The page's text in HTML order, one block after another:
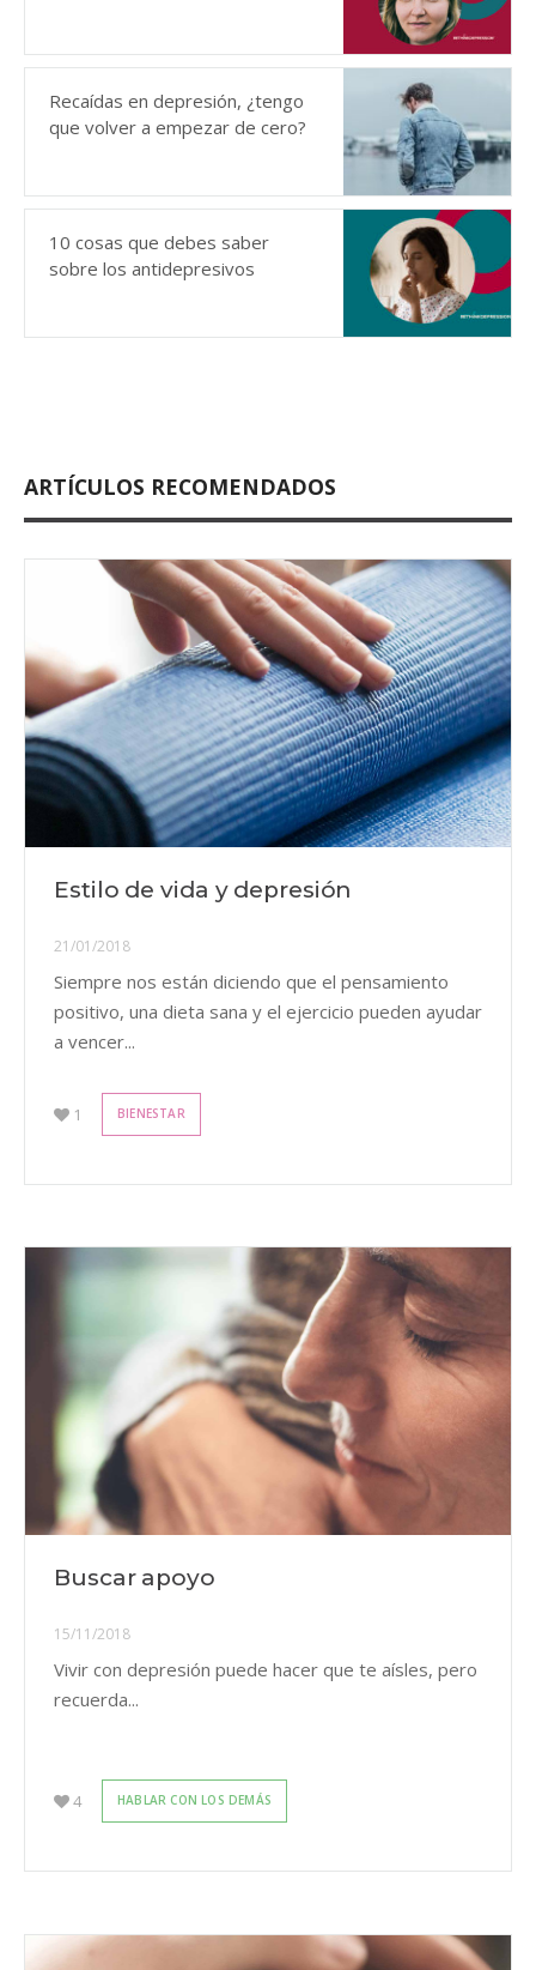
Recaídas en depresión, ¿tengo
que volver a empezar de cero?
10 cosas que debes saber
sobre los antidepresivos
ARTÍCULOS RECOMENDADOS
Estilo de vida y depresión
21/01/2018
Siempre nos están diciendo que el pensamiento
positivo, una dieta sana y el ejercicio pueden ayudar
a vencer...
1 BIENESTAR
Buscar apoyo
15/11/2018
Vivir con depresión puede hacer que te aísles, pero
recuerda...
4 HABLAR CON LOS DEMÁS